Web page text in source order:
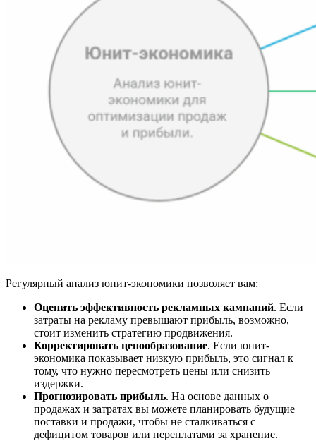
Регулярный анализ юнит-экономики позволяет вам:
Оценить эффективность рекламных кампаний. Если
затраты на рекламу превышают прибыль, возможно,
стоит изменить стратегию продвижения.
Корректировать ценообразование. Если юнит-
экономика показывает низкую прибыль, это сигнал к
тому, что нужно пересмотреть цены или снизить
издержки.
Прогнозировать прибыль. На основе данных о
продажах и затратах вы можете планировать будущие
поставки и продажи, чтобы не сталкиваться с
дефицитом товаров или переплатами за хранение.